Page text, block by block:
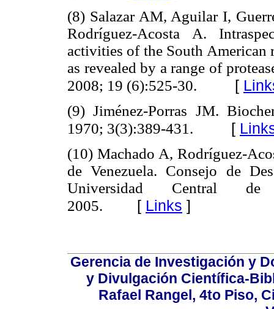
(8) Salazar AM, Aguilar I,
Rodríguez-Acosta A.
activities of the South American
as revealed by a range of
2008; 19 (6):525-30.
[
(9) Jiménez-Porras JM.
1970; 3(3):389-431.
[
(10) Machado A, Rodríguez-
de Venezuela. Consejo de
Universidad Central de
2005. [ Links ]
Gerencia de Investigación y
y Divulgación Científica-
Rafael Rangel, 4to Piso,